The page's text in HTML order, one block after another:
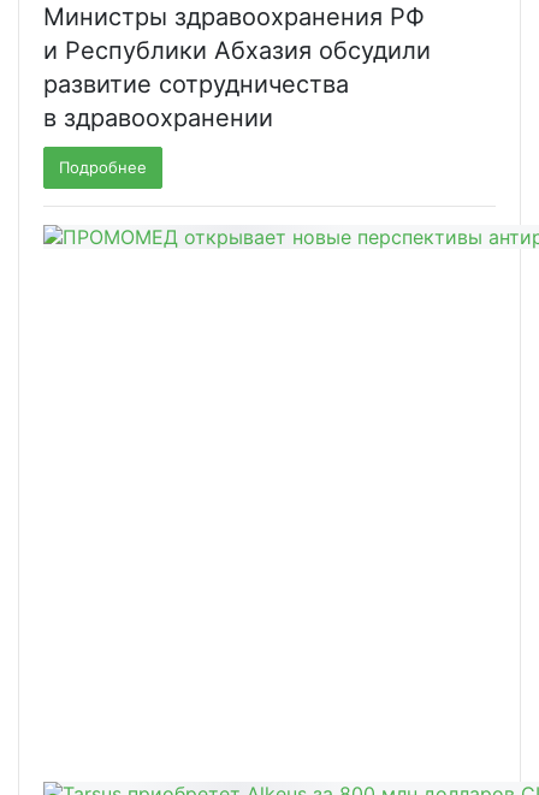
Министры здравоохранения РФ
и Республики Абхазия обсудили
развитие сотрудничества
в здравоохранении
Подробнее